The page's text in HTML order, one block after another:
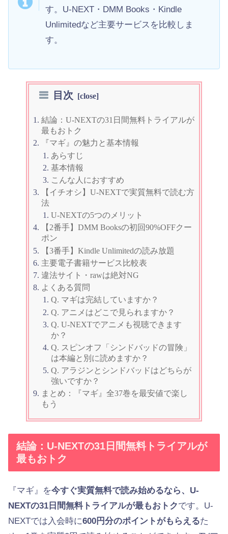
す。U-NEXT・DMM Books・Kindle
Unlimitedなど主要サービスを比較しま
す。
目次
結論：U-NEXTの31日間無料トライアルが
最もおトク
『マギ』の魅力と基本情報
あらすじ
基本情報
こんな人におすすめ
【イチオシ】U-NEXTで実質無料で読む方
法
U-NEXTの5つのメリット
【2番手】DMM Booksの初回90%OFFクー
ポン
【3番手】Kindle Unlimitedの読み放題
主要電子書籍サービス比較表
違法サイト・rawは絶対NG
よくある質問
Q. マギは完結していますか？
Q. アニメはどこで見られますか？
Q. U-NEXTでアニメも視聴できます
か？
Q. スピンオフ「シンドバッドの冒険」
は本編と別に読めますか？
Q. アラジンとシンドバッドはどちらが
強いですか？
まとめ：『マギ』全37巻を最安値で楽し
もう
結論：U-NEXTの31日間無料トライアルが
最もおトク
『マギ』を今すぐ実質無料で読み始めるなら、U-
NEXTの31日間無料トライアルが最もおトクです。U-
NEXTでは入会時に600円分のポイントがもらえるた